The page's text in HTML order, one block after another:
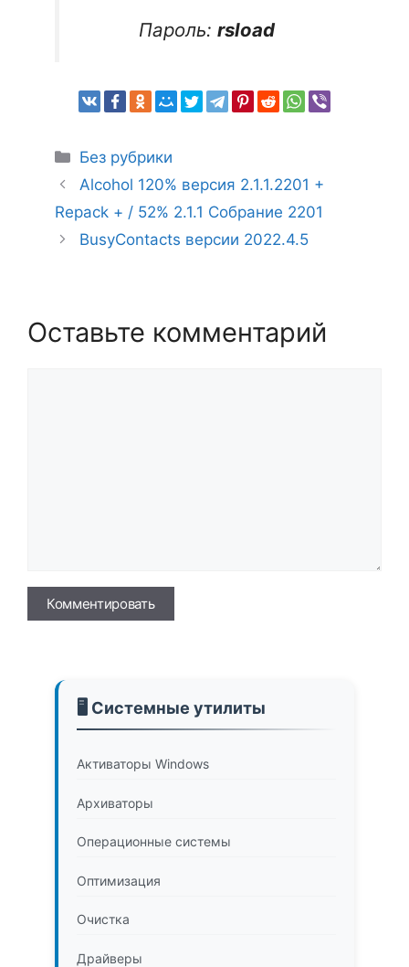
Пароль: rsload
Рубрики
Без рубрики
Alcohol 120% версия 2.1.1.2201 +
Repack + / 52% 2.1.1 Собрание 2201
BusyContacts версии 2022.4.5
Оставьте комментарий
Имя
🖥️ Системные утилиты
Активаторы Windows
Архиваторы
Операционные системы
Оптимизация
Очистка
Драйверы